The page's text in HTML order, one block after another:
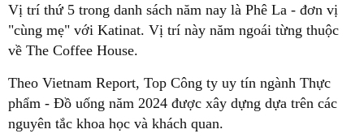
Vị trí thứ 5 trong danh sách năm nay là Phê La - đơn vị
"cùng mẹ" với Katinat. Vị trí này năm ngoái từng thuộc
về The Coffee House.
Theo Vietnam Report, Top Công ty uy tín ngành Thực
phẩm - Đồ uống năm 2024 được xây dựng dựa trên các
nguyên tắc khoa học và khách quan.